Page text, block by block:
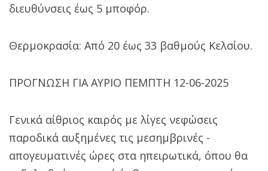
διευθύνσεις έως 5 μποφόρ.
Θερμοκρασία: Από 20 έως 33 βαθμούς Κελσίου.
ΠΡΟΓΝΩΣΗ ΓΙΑ ΑΥΡΙΟ ΠΕΜΠΤΗ 12-06-2025
Γενικά αίθριος καιρός με λίγες νεφώσεις
παροδικά αυξημένες τις μεσημβρινές -
απογευματινές ώρες στα ηπειρωτικά, όπου θα